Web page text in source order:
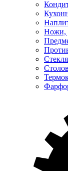
Ножи,